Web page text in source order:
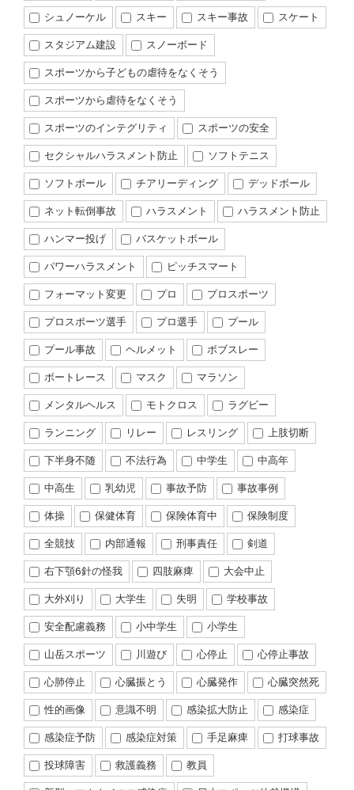
シュノーケル
スキー スキー事故
スケート
スタジアム建設
スノーボード
スポーツから子どもの虐待をなくそう
スポーツから虐待をなくそう
スポーツのインテグリティ
スポーツの安全
セクシャルハラスメント防止
ソフトテニス
ソフトボール
チアリーディング
デッドボール
ネット転倒事故
ハラスメント
ハラスメント防止
ハンマー投げ
バスケットボール
パワーハラスメント
ピッチスマート
フォーマット変更
プロ
プロスポーツ
プロスポーツ選手
プロ選手
プール
プール事故
ヘルメット
ボブスレー
ボートレース
マスク
マラソン
メンタルヘルス
モトクロス
ラグビー
ランニング
リレー レスリング
上肢切断
下半身不随
不法行為 中学生
中高年
中高生
乳幼児 事故予防
事故事例
体操
保健体育 保険体育中
保険制度
全競技
内部通報 刑事責任
剣道
右下顎6針の怪我
四肢麻痺
大会中止
大外刈り
大学生 失明
学校事故
安全配慮義務
小中学生
小学生
山岳スポーツ
川遊び 心停止
心停止事故
心肺停止
心臓振とう 心臓発作
心臓突然死
性的画像
意識不明 感染拡大防止
感染症
感染症予防
感染症対策 手足麻痺
打球事故
投球障害
救護義務
教員